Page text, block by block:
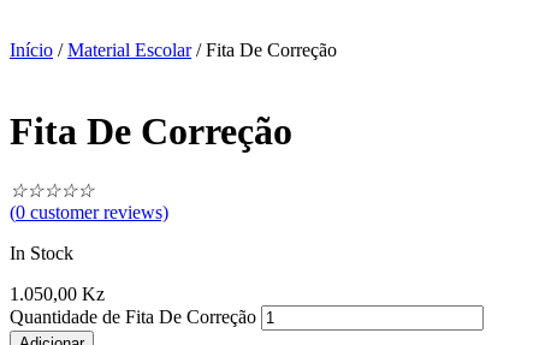
Início /Material Escolar/ Fita De Correção
Fita De Correção
☆☆☆☆☆
(0 customer reviews)
In Stock
1.050,00 Kz
Quantidade de Fita De Correção